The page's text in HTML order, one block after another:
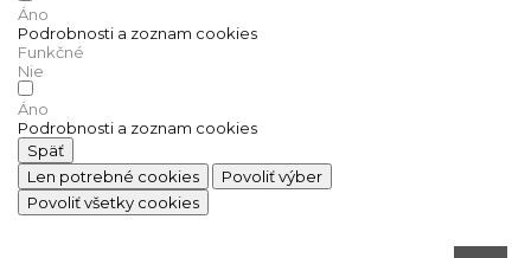
Áno
Podrobnosti a zoznam cookies
Funkčné
Nie
Áno
Podrobnosti a zoznam cookies
Späť
Len potrebné cookies
Povoliť výber
Povoliť všetky cookies